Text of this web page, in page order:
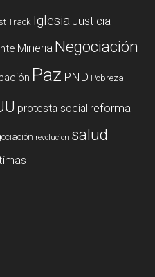
Track Iglesia Justicia
Mineria Negociación
Paz PND Pobreza
protesta social reforma
revolucion salud